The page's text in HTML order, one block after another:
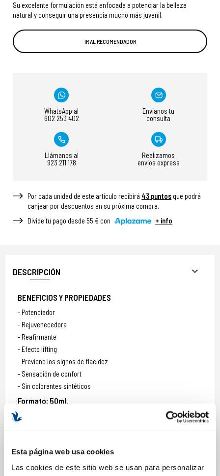
Esta página web usa cookies
Las cookies de este sitio web se usan para personalizar
Su excelente formulación está enfocada a potenciar la belleza
natural y conseguir una presencia mucho más juvenil.
IR AL RECOMENDADOR
WhatsApp al
602 253 402
Envíanos tu
consulta
Llámanos al
923 211 178
Realizamos
envíos express
Por cada unidad de este articulo recibirá 43 puntos que podrá
canjear por descuentos en su próxima compra.
Divide tu pago desde 55 € con
+ info
DESCRIPCIÓN
BENEFICIOS Y PROPIEDADES
Potenciador
Rejuvenecedora
Reafirmante
Efecto lifting
Previene los signos de flacidez
Sensación de confort
Sin colorantes sintéticos
Formato: 50ml.
COMPOSICIÓN